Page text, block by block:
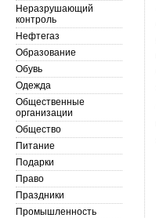
Неразрушающий
контроль
Нефтегаз
Образование
Обувь
Одежда
Общественные
организации
Общество
Питание
Подарки
Право
Праздники
Промышленность